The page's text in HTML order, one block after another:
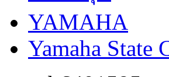
YAMAHA
Yamaha State